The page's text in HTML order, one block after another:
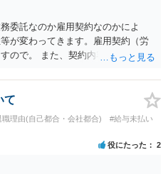
の事情」が正当な辞退理由になる
介護、転居、健康問題など、活動
あるかが重要です。 未成年であれ
か、契約期間・活動義務・中途辞
れていたかも確認すべきです。 現
、契約書、募集記事、LINE等を保
拠資料の明示を求めるのがよいと
ることをおすすめします。
委託なのか雇用契約なのかによ
が変わってきます。雇用契約（労
ので。 また、契約内容を合意した
請求された場合、支払義務負わな
的な契約内容等にもよりますの
からアドバイスをもらうのも一つ
て
職理由(自己都合・会社都合)
#給与未払い
役にたった 2